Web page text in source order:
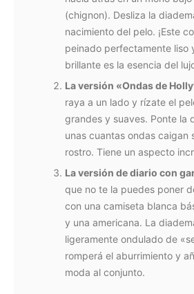
(chignon). Desliza la
nacimiento del pelo. ¡Este
peinado perfectamente liso
brillante es la esencia del
La versión «Ondas de
raya a un lado y rízate el
grandes y suaves. Ponte la
unas cuantas ondas caigan
rostro. Tiene un aspecto
La versión de diario con
que no te la puedes poner
con una camiseta blanca
y una americana. La
ligeramente ondulado de
romperá el aburrimiento y
moda al conjunto.